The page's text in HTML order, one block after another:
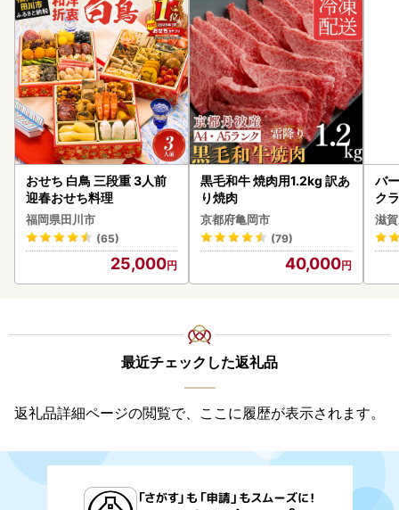
おせち 白鳥 三段重 3人前
迎春おせち料理
福岡県田川市
(65)
25,000
黒毛和牛 焼肉用1.2kg 訳あ
り焼肉
京都府亀岡市
(79)
40,000
バ
ク
ア
ン
滋
最近チェックした返礼品
返礼品詳細ページの閲覧で、ここに履歴が表示されます。